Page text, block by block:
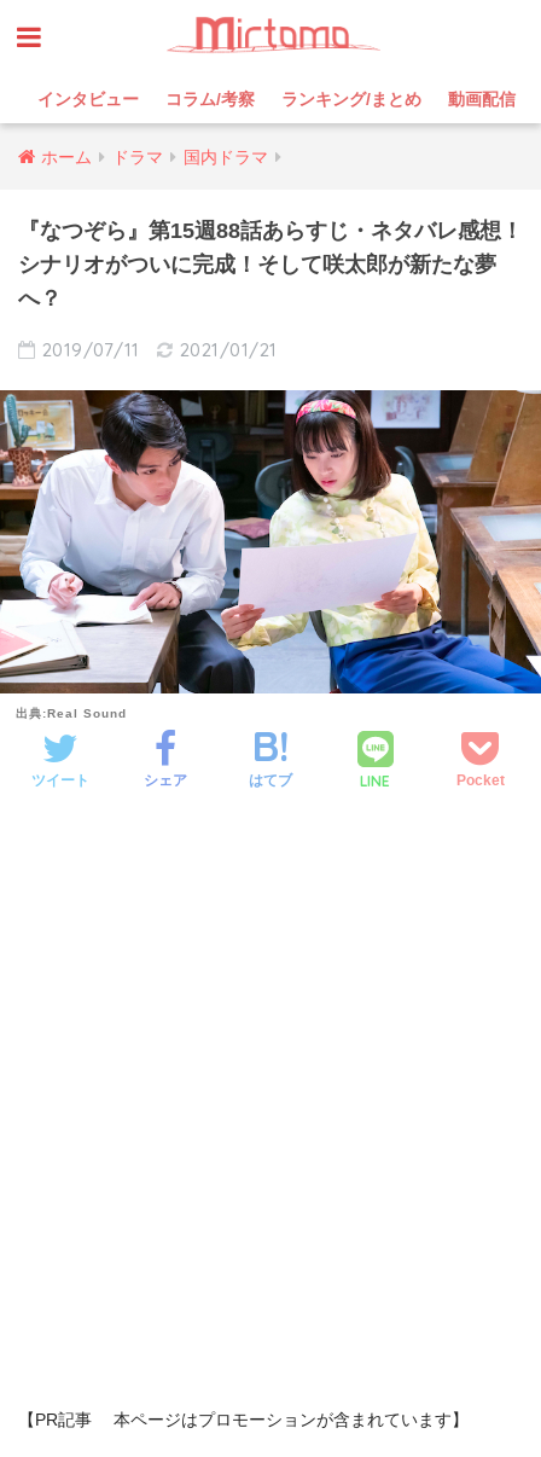
インタビュー コラム/考察 ランキング/まとめ 動画配信
ホーム ドラマ 国内ドラマ
『なつぞら』第15週88話あらすじ・ネタバレ感想！
シナリオがついに完成！そして咲太郎が新たな夢
へ？
2019/07/11 2021/01/21
出典:Real Sound
ツイート シェア はてブ LINE Pocket
【PR記事 本ページはプロモーションが含まれています】